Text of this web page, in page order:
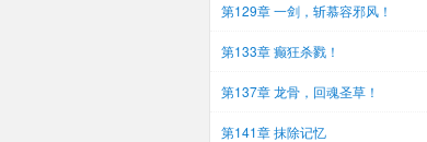
第129章 一剑，斩慕容邪风！
第133章 癫狂杀戮！
第137章 龙骨，回魂圣草！
第141章 抹除记忆